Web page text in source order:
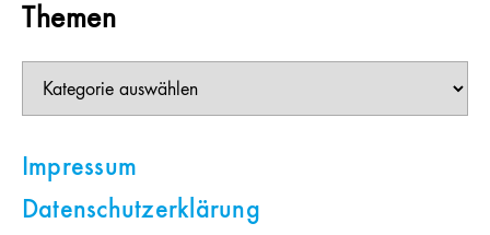
Themen
Impressum
Datenschutzerklärung